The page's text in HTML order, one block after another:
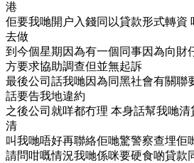
港
佢要我哋開户入錢同以貸款形式轉資
去做
到今個星期因為有一個同事因為向財
方要求協助調查但並無起訴
最後公司話我哋因為同黑社會有關聯
話要告我地違約
之後公司就咩都冇理 本身話幫我哋清
清
叫我哋唔好再聯絡佢哋驚警察查埋佢
請問咁嘅情況我哋係咪要硬食啲貸款